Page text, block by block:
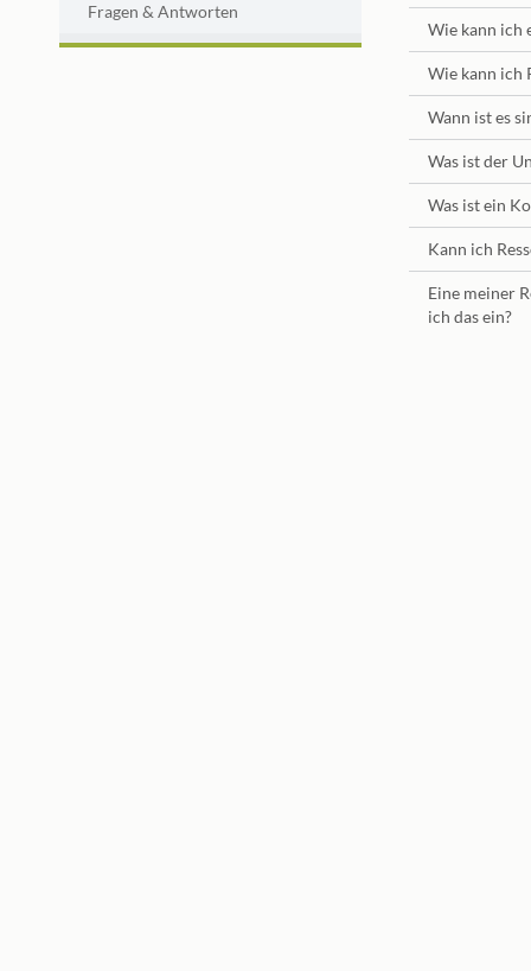
Fragen & Antworten
Wie kann ich
Wie kann ich
Wann ist es
Was ist der
Was ist ein
Kann ich
Eine meiner
ich das ein?